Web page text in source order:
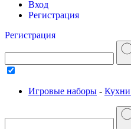
Вход
Регистрация
Регистрация
Игровые наборы - Кухни